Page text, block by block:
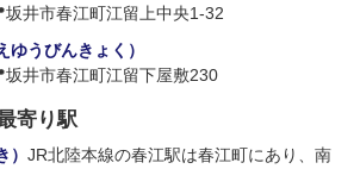
井市春江町江留上中央1-32
うびんきょく）
井市春江町江留下屋敷230
寄り駅
JR北陸本線の春江駅は春江町にあり、南